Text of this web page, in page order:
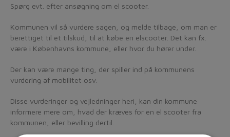
Spørg evt. efter ansøgning om el scooter.
Kommunen vil så vurdere sagen, og melde tilbage, om man er
berettiget til et tilskud, til at købe en elscooter. Det kan fx.
være i Københavns kommune, eller hvor du hører under.
Der kan være mange ting, der spiller ind på kommunens
vurdering af mobilitet osv.
Disse vurderinger og vejledninger heri, kan din kommune
informere mere om, hvad der kræves for en el scooter fra
kommunen, eller bevilling dertil.